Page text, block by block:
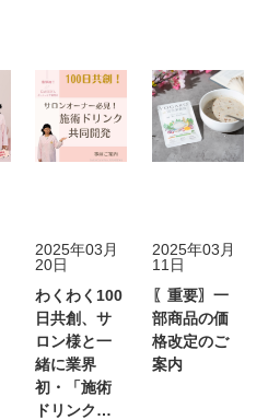
2025年03月
20日
わくわく100
日共創、サ
ロン様と一
緒に業界
初・「施術
ドリンク…
2025年03月
11日
〖重要〗一
部商品の価
格改定のご
案内